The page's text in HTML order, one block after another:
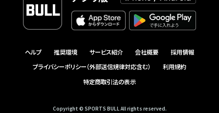
ヘルプ 推奨環境 サービス紹介 会社概要
採用情報
プライバシーポリシー（外部送信規律対応含む）
利用規約
特定商取引法の表示
Copyright © SPORTS BULL All rights reserved.